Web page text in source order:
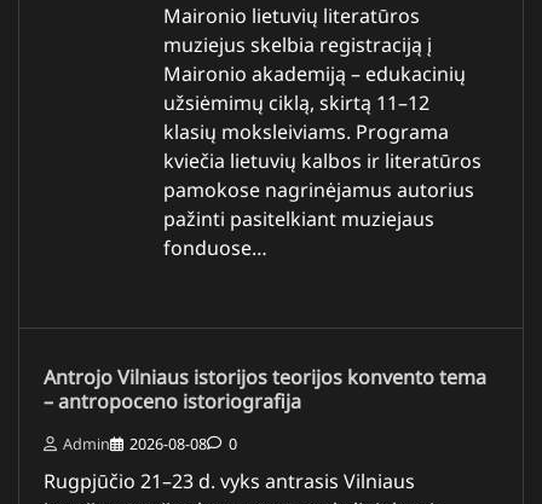
Maironio lietuvių literatūros
muziejus skelbia registraciją į
Maironio akademiją – edukacinių
užsiėmimų ciklą, skirtą 11–12
klasių moksleiviams. Programa
kviečia lietuvių kalbos ir literatūros
pamokose nagrinėjamus autorius
pažinti pasitelkiant muziejaus
fonduose…
Antrojo Vilniaus istorijos teorijos konvento tema
– antropoceno istoriografija
Admin 2026-08-08 0
Rugpjūčio 21–23 d. vyks antrasis Vilniaus